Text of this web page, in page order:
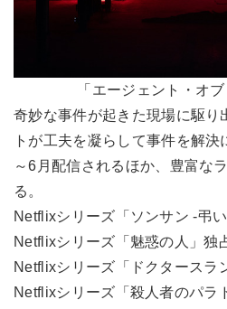
「エージェント・オ
奇妙な事件が起きた現場に駆り
トが工夫を凝らして事件を解
～6月配信されるほか、豊富な
る。
Netflixシリーズ「ソンサン -弔
Netflixシリーズ「魅惑の人」独
Netflixシリーズ「ドクタースラ
Netflixシリーズ「殺人者のパラ